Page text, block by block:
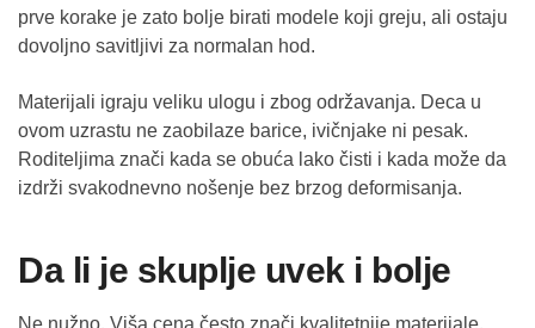
prve korake je zato bolje birati modele koji greju, ali ostaju
dovoljno savitljivi za normalan hod.
Materijali igraju veliku ulogu i zbog održavanja. Deca u
ovom uzrastu ne zaobilaze barice, ivičnjake ni pesak.
Roditeljima znači kada se obuća lako čisti i kada može da
izdrži svakodnevno nošenje bez brzog deformisanja.
Da li je skuplje uvek i bolje